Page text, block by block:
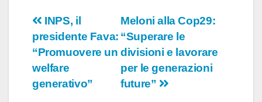
Navigazione
articoli
Meloni alla Cop29:
“Superare le
divisioni e lavorare
per le generazioni
future”
INPS, il
presidente Fava:
“Promuovere un
welfare
generativo”